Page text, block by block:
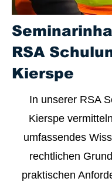
RSA
Kierspe
In unserer RSA
Kierspe
umfassendes
rechtlichen
praktischen